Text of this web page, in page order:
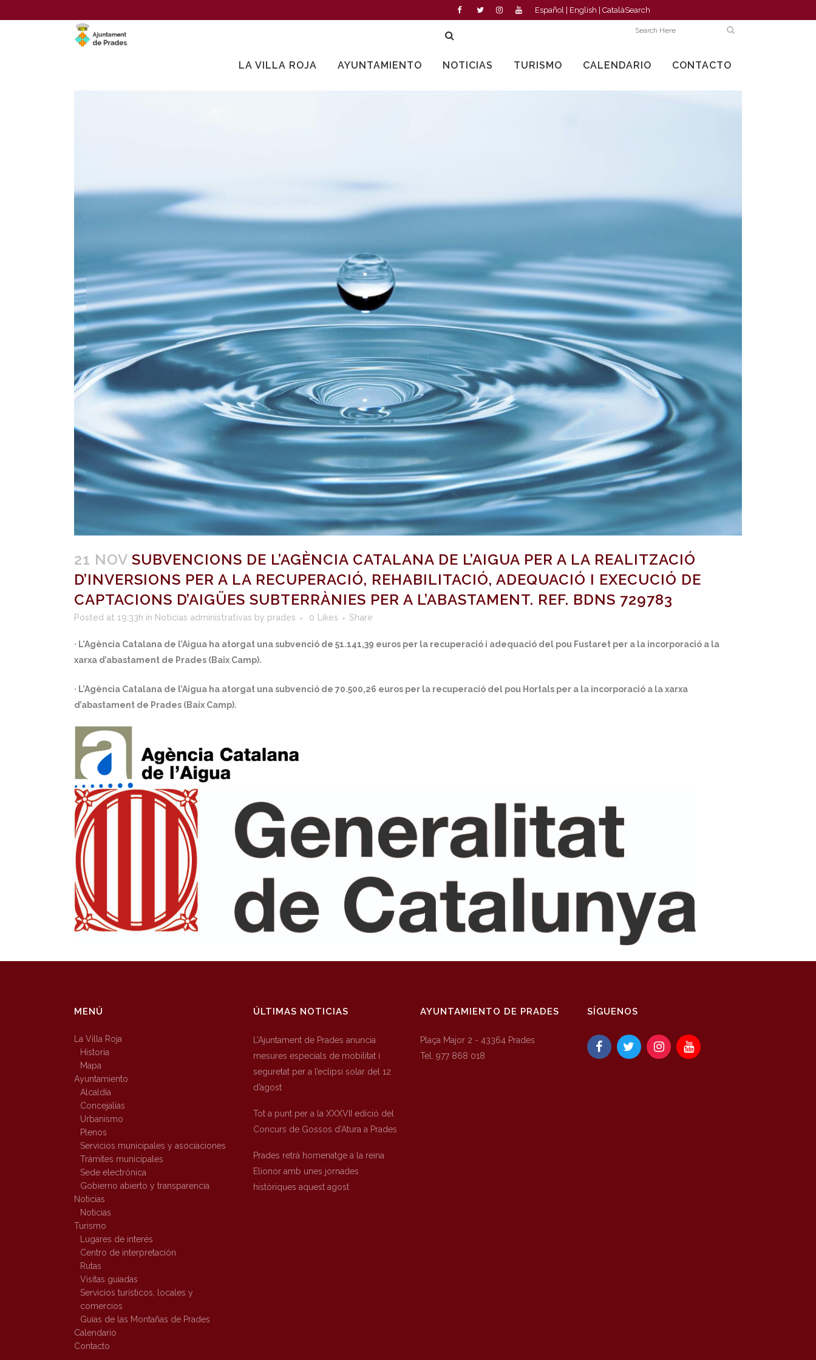
Español English CatalàSearch
LA VILLA ROJA AYUNTAMIENTO NOTICIAS TURISMO CALENDARIO CONTACTO
21 NOV SUBVENCIONS DE L’AGÈNCIA CATALANA DE L’AIGUA PER A LA REALITZACIÓ
D’INVERSIONS PER A LA RECUPERACIÓ, REHABILITACIÓ, ADEQUACIÓ I EXECUCIÓ DE
CAPTACIONS D’AIGÜES SUBTERRÀNIES PER A L’ABASTAMENT. REF. BDNS 729783
Posted at 19:33h in Noticias administrativas by prades 0 Likes Share
· L’Agència Catalana de l’Aigua ha atorgat una subvenció de 51.141,39 euros per la recuperació i adequació del pou Fustaret per a la incorporació a la
xarxa d’abastament de Prades (Baix Camp).
· L’Agència Catalana de l’Aigua ha atorgat una subvenció de 70.500,26 euros per la recuperació del pou Hortals per a la incorporació a la xarxa
d’abastament de Prades (Baix Camp).
MENÚ
La Villa Roja
Historia
Mapa
Ayuntamiento
Alcaldía
Concejalías
Urbanismo
Plenos
Servicios municipales y asociaciones
Trámites municipales
Sede electrónica
Gobierno abierto y transparencia
Noticias
Noticias
Turismo
Lugares de interés
Centro de interpretación
Rutas
Visitas guiadas
Servicios turísticos, locales y
comercios
Guías de las Montañas de Prades
Calendario
Contacto
ÚLTIMAS NOTICIAS
L’Ajuntament de Prades anuncia
mesures especials de mobilitat i
seguretat per a l’eclipsi solar del 12
d’agost
Tot a punt per a la XXXVII edició del
Concurs de Gossos d’Atura a Prades
Prades retrà homenatge a la reina
Elionor amb unes jornades
històriques aquest agost
AYUNTAMIENTO DE PRADES
Plaça Major 2 - 43364 Prades
Tel. 977 868 018
SÍGUENOS